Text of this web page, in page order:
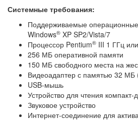
Системные требования:
Поддерживаемые
Windows® XP SP2/Vista/7
Процессор Pentium® III 1 ГГц
256 МБ оперативной памяти
150 МБ свободного места на
Видеоадаптер с памятью 32 МБ
USB-мышь
Устройство для чтения компакт-
Звуковое устройство
Интернет-соединение для